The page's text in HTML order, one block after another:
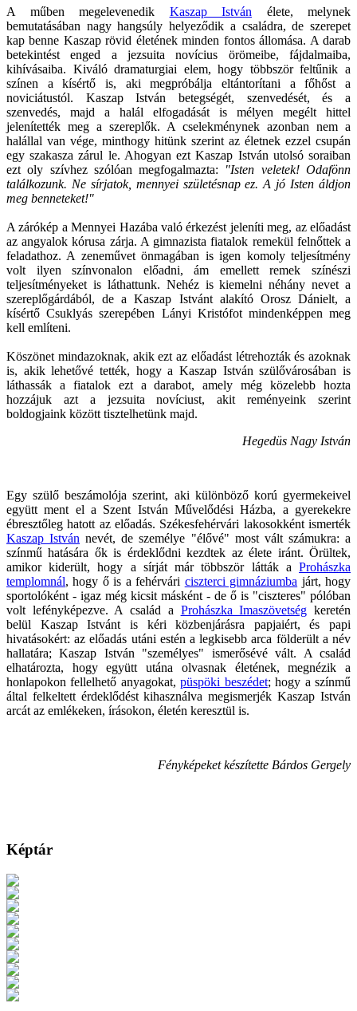
A műben megelevenedik Kaszap István élete, melynek
bemutatásában nagy hangsúly helyeződik a családra, de szerepet
kap benne Kaszap rövid életének minden fontos állomása. A darab
betekintést enged a jezsuita novícius örömeibe, fájdalmaiba,
kihívásaiba. Kiváló dramaturgiai elem, hogy többször feltűnik a
színen a kísértő is, aki megpróbálja eltántorítani a főhőst a
noviciátustól. Kaszap István betegségét, szenvedését, és a
szenvedés, majd a halál elfogadását is mélyen megélt hittel
jelenítették meg a szereplők. A cselekménynek azonban nem a
halállal van vége, minthogy hitünk szerint az életnek ezzel csupán
egy szakasza zárul le. Ahogyan ezt Kaszap István utolsó soraiban
ezt oly szívhez szólóan megfogalmazta: "Isten veletek! Odafönn
találkozunk. Ne sírjatok, mennyei születésnap ez. A jó Isten áldjon
meg benneteket!"
A zárókép a Mennyei Hazába való érkezést jeleníti meg, az előadást
az angyalok kórusa zárja. A gimnazista fiatalok remekül felnőttek a
feladathoz. A zeneművet önmagában is igen komoly teljesítmény
volt ilyen színvonalon előadni, ám emellett remek színészi
teljesítményeket is láthattunk. Nehéz is kiemelni néhány nevet a
szereplőgárdából, de a Kaszap Istvánt alakító Orosz Dánielt, a
kísértő Csuklyás szerepében Lányi Kristófot mindenképpen meg
kell említeni.
Köszönet mindazoknak, akik ezt az előadást létrehozták és azoknak
is, akik lehetővé tették, hogy a Kaszap István szülővárosában is
láthassák a fiatalok ezt a darabot, amely még közelebb hozta
hozzájuk azt a jezsuita novíciust, akit reményeink szerint
boldogjaink között tisztelhetünk majd.
Hegedüs Nagy István
Egy szülő beszámolója szerint, aki különböző korú gyermekeivel
együtt ment el a Szent István Művelődési Házba, a gyerekekre
ébresztőleg hatott az előadás. Székesfehérvári lakosokként ismerték
Kaszap István nevét, de személye "élővé" most vált számukra: a
színmű hatására ők is érdeklődni kezdtek az élete iránt. Örültek,
amikor kiderült, hogy a sírját már többször látták a Prohászka
templomnál, hogy ő is a fehérvári ciszterci gimnáziumba járt, hogy
sportolóként - igaz még kicsit másként - de ő is "ciszteres" pólóban
volt lefényképezve. A család a Prohászka Imaszövetség keretén
belül Kaszap Istvánt is kéri közbenjárásra papjaiért, és papi
hivatásokért: az előadás utáni estén a legkisebb arca földerült a név
hallatára; Kaszap István "személyes" ismerősévé vált. A család
elhatározta, hogy együtt utána olvasnak életének, megnézik a
honlapokon fellelhető anyagokat,püspöki beszédet; hogy a színmű
által felkeltett érdeklődést kihasználva megismerjék Kaszap István
arcát az emlékeken, írásokon, életén keresztül is.
Fényképeket készítette Bárdos Gergely
Képtár